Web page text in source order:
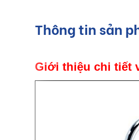
Thông tin sản
Giới thiệu chi tiết